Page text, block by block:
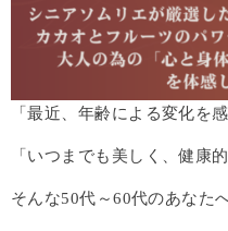
「最近、年齢による変化を
「いつまでも美しく、健康
そんな50代～60代のあなたへ